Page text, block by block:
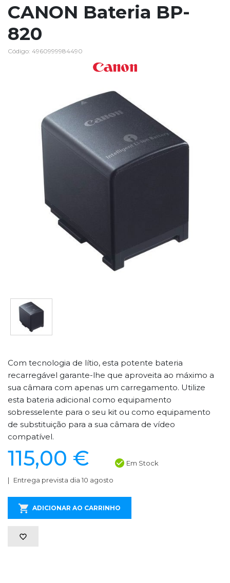
CANON Bateria BP-
820
Código: 4960999984490
Com tecnologia de lítio, esta potente bateria
recarregável garante-lhe que aproveita ao máximo a
sua câmara com apenas um carregamento. Utilize
esta bateria adicional como equipamento
sobresselente para o seu kit ou como equipamento
de substituição para a sua câmara de vídeo
compatível.
115,00 € Em Stock
Entrega prevista dia 10 agosto
ADICIONAR AO CARRINHO